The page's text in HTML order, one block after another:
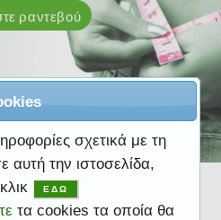
ραντεβού
ραντεβού
ραντεβού
ραντεβού
σχετικά με τη
την ιστοσελίδα,
ΕΔΩ
τα cookies τα οποία θα